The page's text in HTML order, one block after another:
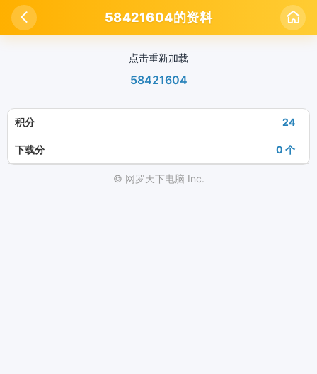
 58421604的资料 
点击重新加载
58421604
24
积分
0 个
下载分
© 网罗天下电脑 Inc.